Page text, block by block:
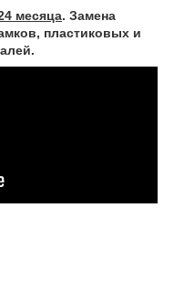
месяца. Замена
пластиковых и